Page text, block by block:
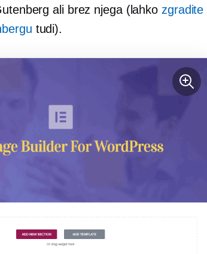
ali brez njega (lahko zgradite
tudi).